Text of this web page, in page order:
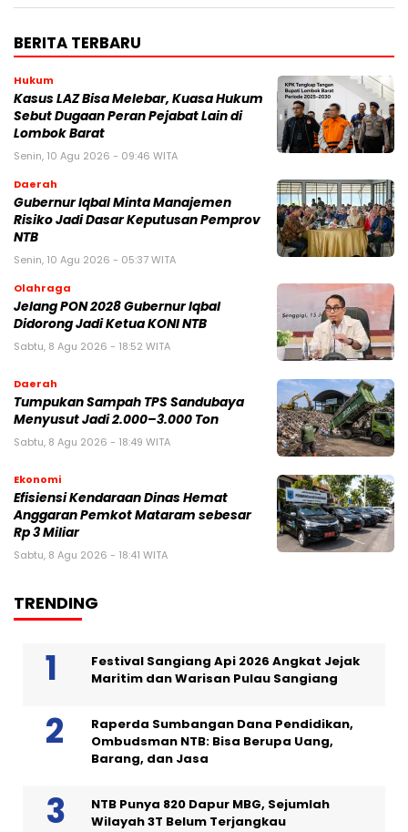
BERITA TERBARU
Hukum
Kasus LAZ Bisa Melebar, Kuasa Hukum
Sebut Dugaan Peran Pejabat Lain di
Lombok Barat
Senin, 10 Agu 2026 - 09:46 WITA
Daerah
Gubernur Iqbal Minta Manajemen
Risiko Jadi Dasar Keputusan Pemprov
NTB
Senin, 10 Agu 2026 - 05:37 WITA
Olahraga
Jelang PON 2028 Gubernur Iqbal
Didorong Jadi Ketua KONI NTB
Sabtu, 8 Agu 2026 - 18:52 WITA
Daerah
Tumpukan Sampah TPS Sandubaya
Menyusut Jadi 2.000–3.000 Ton
Sabtu, 8 Agu 2026 - 18:49 WITA
Ekonomi
Efisiensi Kendaraan Dinas Hemat
Anggaran Pemkot Mataram sebesar
Rp 3 Miliar
Sabtu, 8 Agu 2026 - 18:41 WITA
TRENDING
Festival Sangiang Api 2026 Angkat Jejak
Maritim dan Warisan Pulau Sangiang
Raperda Sumbangan Dana Pendidikan,
Ombudsman NTB: Bisa Berupa Uang,
Barang, dan Jasa
NTB Punya 820 Dapur MBG, Sejumlah
Wilayah 3T Belum Terjangkau